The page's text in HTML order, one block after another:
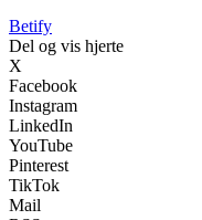
Betify
Del og vis hjerte
X
Facebook
Instagram
LinkedIn
YouTube
Pinterest
TikTok
Mail